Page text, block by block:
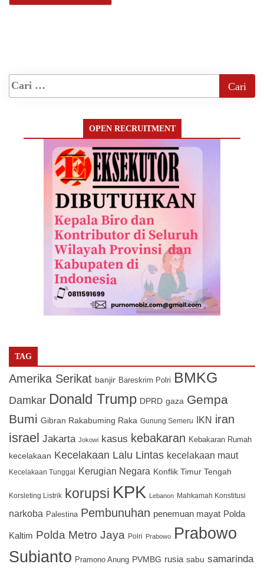
OPEN RECRUITMENT
TAG
Amerika Serikat banjir Bareskrim Polri BMKG
Damkar Donald Trump DPRD gaza Gempa
Bumi Gibran Rakabuming Raka Gunung Semeru IKN iran
israel Jakarta Jokowi kasus kebakaran Kebakaran Rumah
kecelakaan Kecelakaan Lalu Lintas kecelakaan maut
Kecelakaan Tunggal Kerugian Negara Konflik Timur Tengah
Korsleting Listrik korupsi KPK Lebanon Mahkamah Konstitusi
narkoba Palestina Pembunuhan penemuan mayat Polda
Kaltim Polda Metro Jaya Polri Prabowo Prabowo
Subianto Pramono Anung PVMBG rusia sabu samarinda